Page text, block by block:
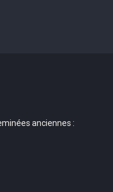
anciennes :